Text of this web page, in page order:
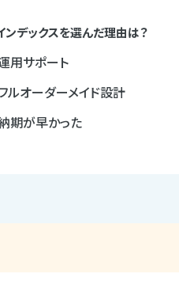
ンデックスを選んだ理由は？
用サポート
ルオーダーメイド設計
期が早かった